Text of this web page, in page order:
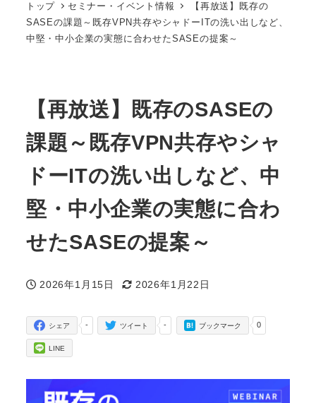
トップ セミナー・イベント情報
【再放送】既存の
SASEの課題～既存VPN共存やシャドーITの洗い出しなど、
中堅・中小企業の実態に合わせたSASEの提案～
【再放送】既存のSASEの
課題～既存VPN共存やシャ
ドーITの洗い出しなど、中
堅・中小企業の実態に合わ
せたSASEの提案～
投稿日
2026年1月15日
更新日
2026年1月22日
-
シェア -
ツイート 0
ブックマーク
LINE